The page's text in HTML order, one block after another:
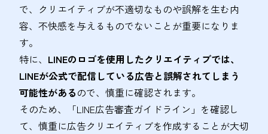
で、クリエイティブが不適切なものや誤解を生む内
容、不快感を与えるものでないことが重要になりま
す。
特に、 LINEのロゴを使用したクリエイティブでは、
LINEが公式で配信している広告と誤解されてしまう
可能性があるので、慎重に確認されます。
そのため、「LINE広告審査ガイドライン」を確認し
て、慎重に広告クリエイティブを作成することが大切